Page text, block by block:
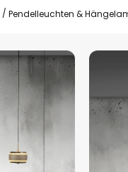
Pendelleuchten &